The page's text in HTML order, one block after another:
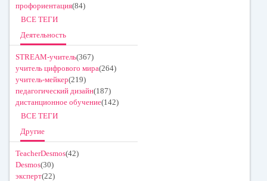
профориентация(84)
ВСЕ ТЕГИ
Деятельность
STREAM-учитель(367)
учитель цифрового мира(264)
учитель-мейкер(219)
педагогический дизайн(187)
дистанционное обучение(142)
ВСЕ ТЕГИ
Другие
TeacherDesmos(42)
Desmos(30)
эксперт(22)